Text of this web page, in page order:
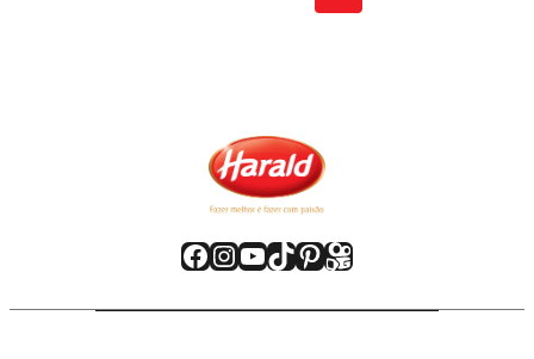
Facebook
Instagram
Youtube
TikTok
Pinterest
Kwai